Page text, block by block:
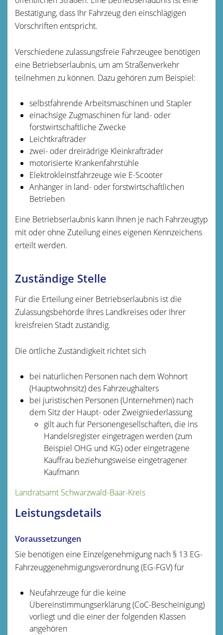
Bestätigung, dass Ihr Fahrzeug den einschlägigen
Vorschriften entspricht.
Verschiedene zulassungsfreie Fahrzeugee benötigen
eine Betriebserlaubnis, um am Straßenverkehr
teilnehmen zu können. Dazu gehören zum Beispiel:
selbstfahrende Arbeitsmaschinen und Stapler
einachsige Zugmaschinen für land- oder
forstwirtschaftliche Zwecke
Leichtkrafträder
zwei- oder dreirädrige Kleinkrafträder
motorisierte Krankenfahrstühle
Elektrokleinstfahrzeuge wie E-Scooter
Anhänger in land- oder forstwirtschaftlichen
Betrieben
Eine Betriebserlaubnis kann Ihnen je nach Fahrzeugtyp
mit oder ohne Zuteilung eines eigenen Kennzeichens
erteilt werden.
Zuständige Stelle
Für die Erteilung einer Betriebserlaubnis ist die
Zulassungsbehörde Ihres Landkreises oder Ihrer
kreisfreien Stadt zuständig.
Die örtliche Zuständigkeit richtet sich
bei natürlichen Personen nach dem Wohnort
(Hauptwohnsitz) des Fahrzeughalters
bei juristischen Personen (Unternehmen) nach
dem Sitz der Haupt- oder Zweigniederlassung
gilt auch für Personengesellschaften, die ins
Handelsregister eingetragen werden (zum
Beispiel OHG und KG) oder eingetragene
Kauffrau beziehungsweise eingetragener
Kaufmann
Landratsamt Schwarzwald-Baar-Kreis
Leistungsdetails
Voraussetzungen
Sie benötigen eine Einzelgenehmigung nach § 13 EG-
Fahrzeuggenehmigungsverordnung (EG-FGV) für
Neufahrzeuge für die keine
Übereinstimmungserklärung (CoC-Bescheinigung)
vorliegt und die einer der folgenden Klassen
angehören